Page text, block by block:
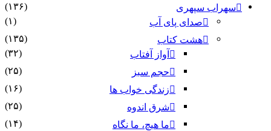
سهراب سپهری
(۱۳۶)
صدای پای آب
(۱)
هشت کتاب
(۱۳۵)
آواز آفتاب
(۳۲)
حجم سبز
(۲۵)
زندگی خواب ها
(۱۶)
شرق اندوه
(۲۵)
ما هیچ، ما نگاه
(۱۴)